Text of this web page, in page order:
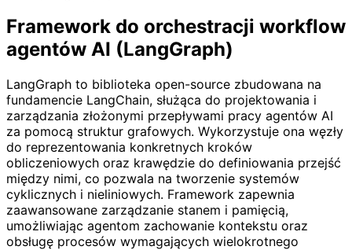
Framework do orchestracji workflow
agentów AI (LangGraph)
LangGraph to biblioteka open-source zbudowana na
fundamencie LangChain, służąca do projektowania i
zarządzania złożonymi przepływami pracy agentów AI
za pomocą struktur grafowych. Wykorzystuje ona węzły
do reprezentowania konkretnych kroków
obliczeniowych oraz krawędzie do definiowania przejść
między nimi, co pozwala na tworzenie systemów
cyklicznych i nieliniowych. Framework zapewnia
zaawansowane zarządzanie stanem i pamięcią,
umożliwiając agentom zachowanie kontekstu oraz
obsługę procesów wymagających wielokrotnego